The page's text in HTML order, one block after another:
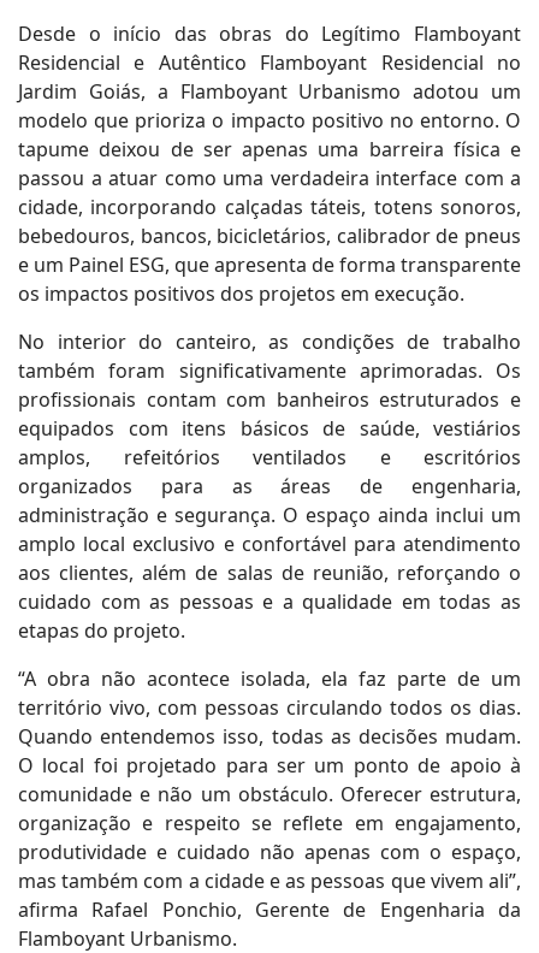
Desde o início das obras do Legítimo Flamboyant
Residencial e Autêntico Flamboyant Residencial no
Jardim Goiás, a Flamboyant Urbanismo adotou um
modelo que prioriza o impacto positivo no entorno. O
tapume deixou de ser apenas uma barreira física e
passou a atuar como uma verdadeira interface com a
cidade, incorporando calçadas táteis, totens sonoros,
bebedouros, bancos, bicicletários, calibrador de pneus
e um Painel ESG, que apresenta de forma transparente
os impactos positivos dos projetos em execução.
No interior do canteiro, as condições de trabalho
também foram significativamente aprimoradas. Os
profissionais contam com banheiros estruturados e
equipados com itens básicos de saúde, vestiários
amplos, refeitórios ventilados e escritórios
organizados para as áreas de engenharia,
administração e segurança. O espaço ainda inclui um
amplo local exclusivo e confortável para atendimento
aos clientes, além de salas de reunião, reforçando o
cuidado com as pessoas e a qualidade em todas as
etapas do projeto.
“A obra não acontece isolada, ela faz parte de um
território vivo, com pessoas circulando todos os dias.
Quando entendemos isso, todas as decisões mudam.
O local foi projetado para ser um ponto de apoio à
comunidade e não um obstáculo. Oferecer estrutura,
organização e respeito se reflete em engajamento,
produtividade e cuidado não apenas com o espaço,
mas também com a cidade e as pessoas que vivem ali”,
afirma Rafael Ponchio, Gerente de Engenharia da
Flamboyant Urbanismo.